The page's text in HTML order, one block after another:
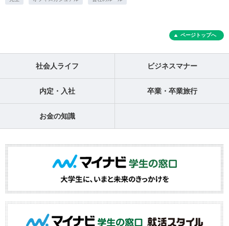
ページトップへ
社会人ライフ ビジネスマナー
内定・入社 卒業・卒業旅行
お金の知識